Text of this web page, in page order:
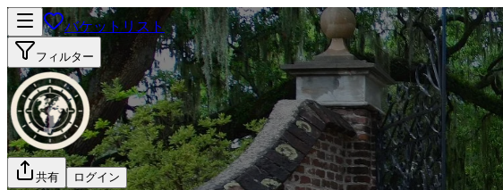
バケットリスト
フィルター
共有 ログイン